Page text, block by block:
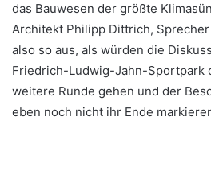
das Bauwesen der größte
Architekt Philipp Dittrich,
also so aus, als würden die
Friedrich-Ludwig-Jahn-Sportpark
weitere Runde gehen und der
eben noch nicht ihr Ende